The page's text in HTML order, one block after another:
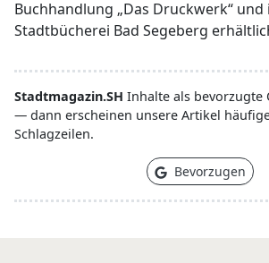
Buchhandlung „Das Druckwerk“ und
Stadtbücherei Bad Segeberg
Stadtmagazin.SH Inhalte als bevorzugte
— dann erscheinen unsere Artikel
Schlagzeilen.
Bevorzugen